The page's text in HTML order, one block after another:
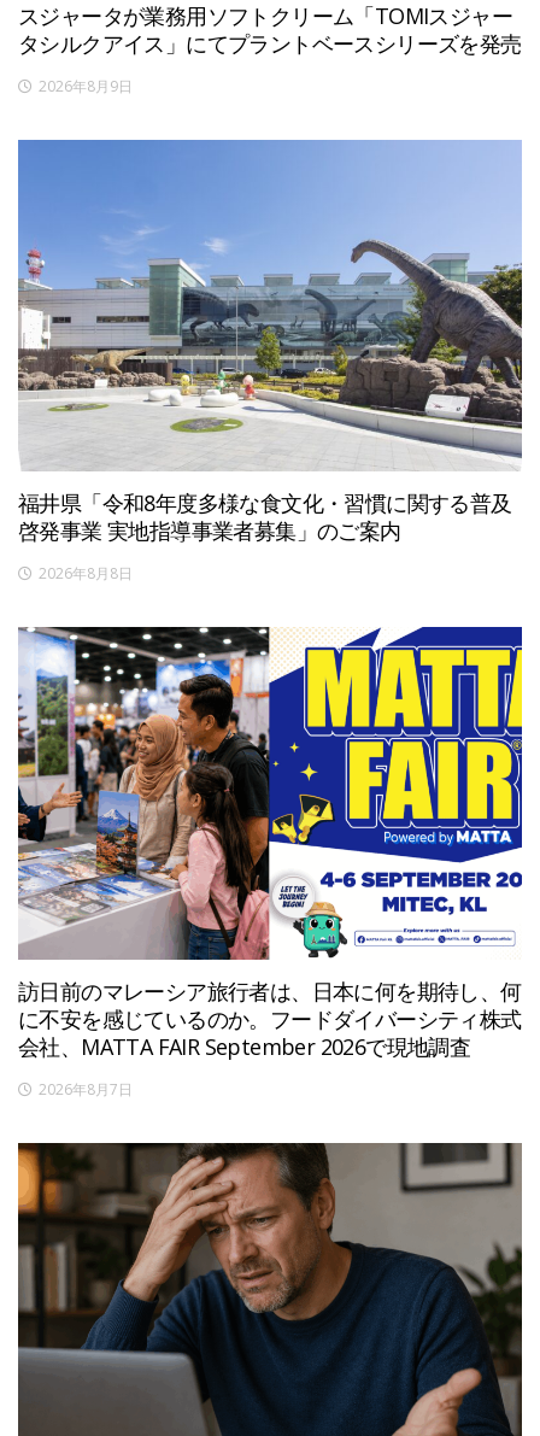
スジャータが業務用ソフトクリーム「TOMIスジャー
タシルクアイス」にてプラントベースシリーズを発売
2026年8月9日
福井県「令和8年度多様な食文化・習慣に関する普及
啓発事業 実地指導事業者募集」のご案内
2026年8月8日
訪日前のマレーシア旅行者は、日本に何を期待し、何
に不安を感じているのか。フードダイバーシティ株式
会社、MATTA FAIR September 2026で現地調査
2026年8月7日